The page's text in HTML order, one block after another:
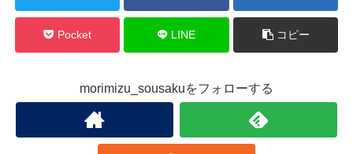
Pocket LINE コピー
morimizu_sousakuをフォローする